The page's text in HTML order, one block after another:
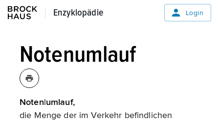
Enzyklopädie
Enzyklopädie Login
Notenumlauf
Noten|umlauf,
die Menge der im Verkehr befindlichen